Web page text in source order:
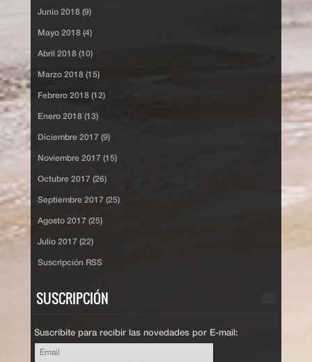
Junio 2018 (9)
Mayo 2018 (4)
Abril 2018 (10)
Marzo 2018 (15)
Febrero 2018 (12)
Enero 2018 (13)
Diciembre 2017 (9)
Noviembre 2017 (15)
Octubre 2017 (26)
Septiembre 2017 (25)
Agosto 2017 (25)
Julio 2017 (22)
Suscripción RSS
SUSCRIPCIÓN
Suscribite para recibir las novedades por E-mail: